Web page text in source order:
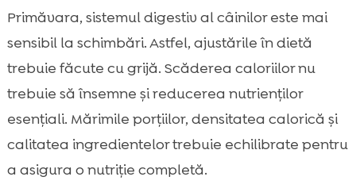
Primăvara, sistemul digestiv al câinilor este mai
sensibil la schimbări. Astfel, ajustările în dietă
trebuie făcute cu grijă. Scăderea caloriilor nu
trebuie să însemne și reducerea nutrienților
esențiali. Mărimile porțiilor, densitatea calorică și
calitatea ingredientelor trebuie echilibrate pentru
a asigura o nutriție completă.